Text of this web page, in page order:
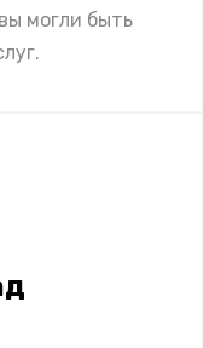
могли быть